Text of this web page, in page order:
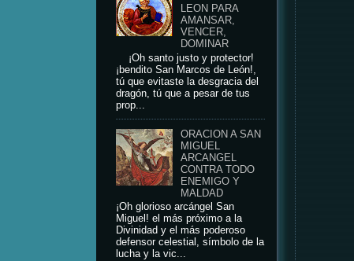
LEON PARA
AMANSAR,
VENCER,
DOMINAR
¡Oh santo justo y protector!
¡bendito San Marcos de León!,
tú que evitaste la desgracia del
dragón, tú que a pesar de tus
prop...
ORACION A SAN
MIGUEL
ARCANGEL
CONTRA TODO
ENEMIGO Y
MALDAD
¡Oh glorioso arcángel San
Miguel! el más próximo a la
Divinidad y el más poderoso
defensor celestial, símbolo de la
lucha y la vic...